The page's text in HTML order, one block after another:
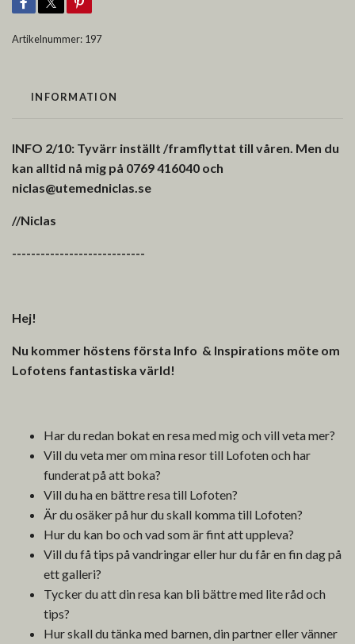
Artikelnummer: 197
INFORMATION
INFO 2/10: Tyvärr inställt /framflyttat till våren. Men du
kan alltid nå mig på 0769 416040 och
niclas@utemedniclas.se
//Niclas
----------------------------
Hej!
Nu kommer höstens första Info & Inspirations möte om
Lofotens fantastiska värld!
Har du redan bokat en resa med mig och vill veta mer?
Vill du veta mer om mina resor till Lofoten och har
funderat på att boka?
Vill du ha en bättre resa till Lofoten?
Är du osäker på hur du skall komma till Lofoten?
Hur du kan bo och vad som är fint att uppleva?
Vill du få tips på vandringar eller hur du får en fin dag på
ett galleri?
Tycker du att din resa kan bli bättre med lite råd och
tips?
Hur skall du tänka med barnen, din partner eller vänner